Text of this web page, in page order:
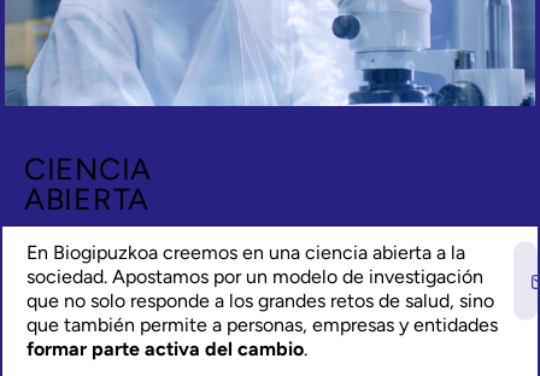
CIENCIA
ABIERTA
En Biogipuzkoa creemos en una ciencia abierta a la
sociedad. Apostamos por un modelo de investigación
que no solo responde a los grandes retos de salud, sino
que también permite a personas, empresas y entidades
formar parte activa del cambio.